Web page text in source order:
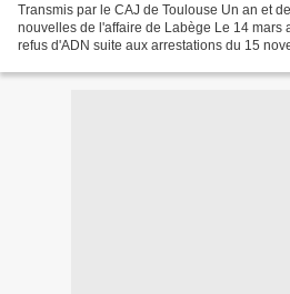
Transmis par le CAJ de Toulouse Un an et
nouvelles de l'affaire de Labège Le 14 mars
refus d'ADN suite aux arrestations du 15